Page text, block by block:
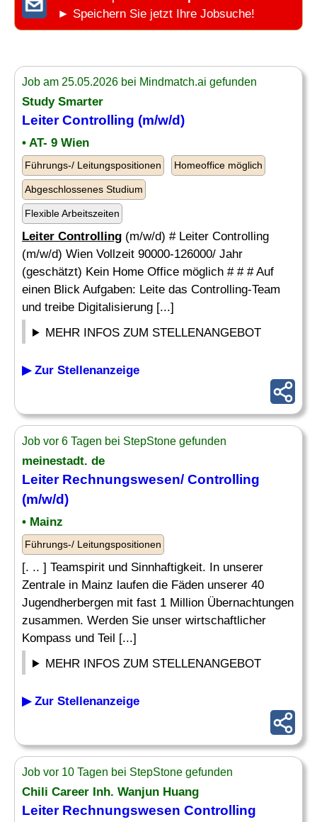
► Speichern Sie jetzt Ihre Jobsuche!
Job am 25.05.2026 bei Mindmatch.ai gefunden
Study Smarter
Leiter Controlling (m/w/d)
• AT- 9 Wien
Führungs-/ Leitungspositionen Homeoffice möglich
Abgeschlossenes Studium
Flexible Arbeitszeiten
Leiter Controlling (m/w/d) # Leiter Controlling
(m/w/d) Wien Vollzeit 90000-126000/ Jahr
(geschätzt) Kein Home Office möglich # # # Auf
einen Blick Aufgaben: Leite das Controlling-Team
und treibe Digitalisierung [...]
MEHR INFOS ZUM STELLENANGEBOT
▶ Zur Stellenanzeige
Job vor 6 Tagen bei StepStone gefunden
meinestadt. de
LeiterRechnungswesen/ Controlling
(m/w/d)
• Mainz
Führungs-/ Leitungspositionen
[. .. ] Teamspirit und Sinnhaftigkeit. In unserer
Zentrale in Mainz laufen die Fäden unserer 40
Jugendherbergen mit fast 1 Million Übernachtungen
zusammen. Werden Sie unser wirtschaftlicher
Kompass und Teil [...]
MEHR INFOS ZUM STELLENANGEBOT
▶ Zur Stellenanzeige
Job vor 10 Tagen bei StepStone gefunden
Chili Career Inh. Wanjun Huang
LeiterRechnungswesen Controlling